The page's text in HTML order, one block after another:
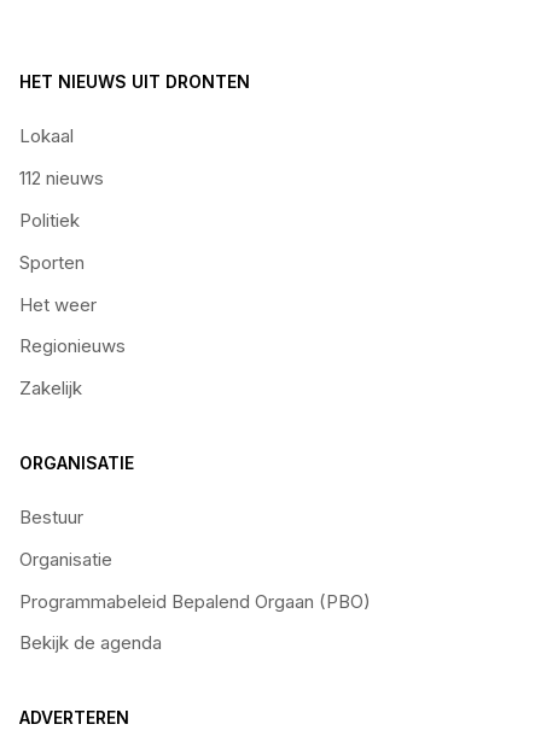
HET NIEUWS UIT DRONTEN
Lokaal
112 nieuws
Politiek
Sporten
Het weer
Regionieuws
Zakelijk
ORGANISATIE
Bestuur
Organisatie
Programmabeleid Bepalend Orgaan (PBO)
Bekijk de agenda
ADVERTEREN